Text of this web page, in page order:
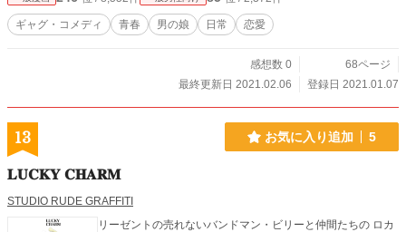
ギャグ・コメディ 青春 男の娘 日常 恋愛
感想数 0
68ページ
最終更新日 2021.02.06
登録日 2021.01.07
13 お気に入り追加 5
𝐋𝐔𝐂𝐊𝐘 𝐂𝐇𝐀𝐑𝐌
STUDIO RUDE GRAFFITI
リーゼントの売れないバンドマン・ビリーと仲間たちの ロカ